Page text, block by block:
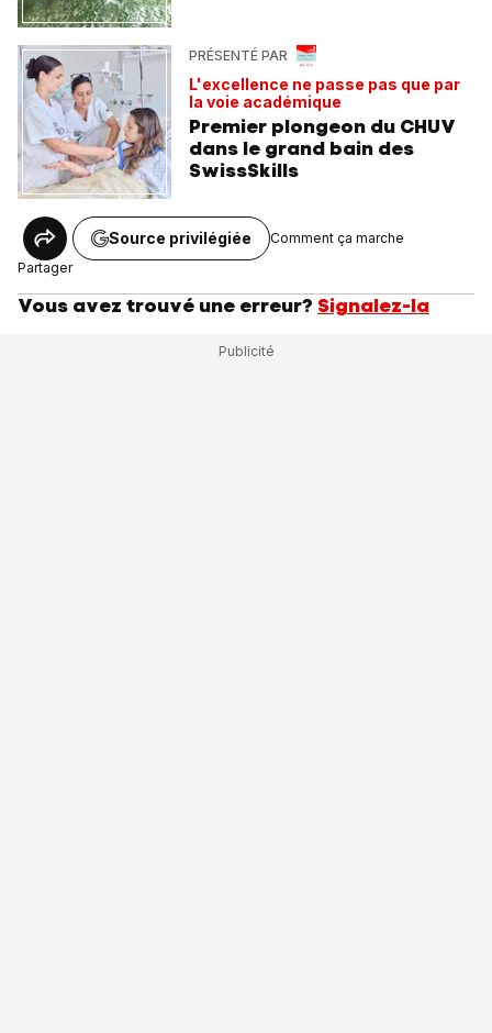
PRÉSENTÉ PAR
L'excellence ne passe pas que par
la voie académique
Premier plongeon du CHUV
dans le grand bain des
SwissSkills
Partager
Source privilégiée Comment ça marche
Vous avez trouvé une erreur? Signalez-la